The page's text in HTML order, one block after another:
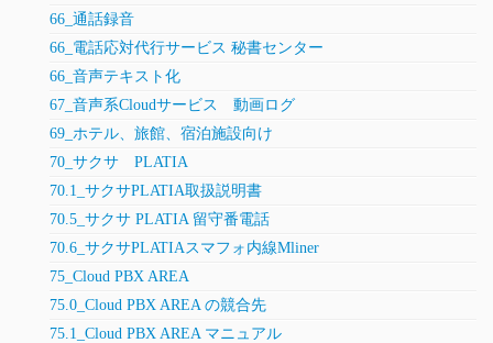
66_通話録音
66_電話応対代行サービス 秘書センター
66_音声テキスト化
67_音声系Cloudサービス 動画ログ
69_ホテル、旅館、宿泊施設向け
70_サクサ PLATIA
70.1_サクサPLATIA取扱説明書
70.5_サクサ PLATIA 留守番電話
70.6_サクサPLATIAスマフォ内線Mliner
75_Cloud PBX AREA
75.0_Cloud PBX AREA の競合先
75.1_Cloud PBX AREA マニュアル